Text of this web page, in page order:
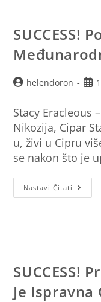
SUCCESS!
helendoron
Stacy Eracleous
Nikozija, Cipar
u, živi u Cipru
se nakon što je
Nastavi Čitati
SUCCESS!
Je Ispravna